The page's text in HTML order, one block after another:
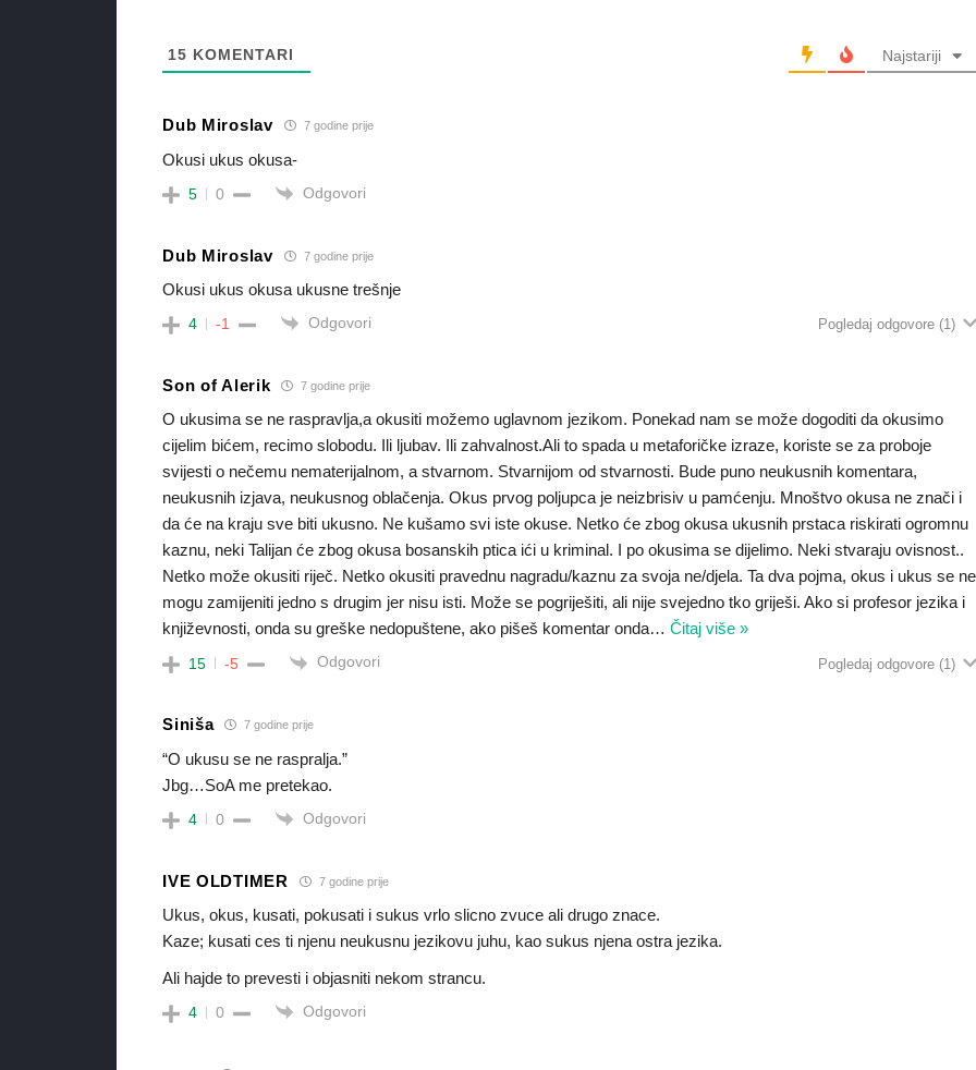
15 KOMENTARI Najstariji
Dub Miroslav 7 godine prije
Okusi ukus okusa-
5 0 Odgovori
Dub Miroslav 7 godine prije
Okusi ukus okusa ukusne trešnje
4 -1 Odgovori Pogledaj odgovore (1)
Son of Alerik 7 godine prije
O ukusima se ne raspravlja,a okusiti možemo uglavnom jezikom. Ponekad nam se može dogoditi da okusimo
cijelim bićem, recimo slobodu. Ili ljubav. Ili zahvalnost.Ali to spada u metaforičke izraze, koriste se za proboje
svijesti o nečemu nematerijalnom, a stvarnom. Stvarnijom od stvarnosti. Bude puno neukusnih komentara,
neukusnih izjava, neukusnog oblačenja. Okus prvog poljupca je neizbrisiv u pamćenju. Mnoštvo okusa ne znači i
da će na kraju sve biti ukusno. Ne kušamo svi iste okuse. Netko će zbog okusa ukusnih prstaca riskirati ogromnu
kaznu, neki Talijan će zbog okusa bosanskih ptica ići u kriminal. I po okusima se dijelimo. Neki stvaraju ovisnost..
Netko može okusiti riječ. Netko okusiti pravednu nagradu/kaznu za svoja ne/djela. Ta dva pojma, okus i ukus se ne
mogu zamijeniti jedno s drugim jer nisu isti. Može se pogriješiti, ali nije svejedno tko griješi. Ako si profesor jezika i
književnosti, onda su greške nedopuštene, ako pišeš komentar onda…Čitaj više »
15 -5 Odgovori Pogledaj odgovore (1)
Siniša 7 godine prije
“O ukusu se ne raspralja.”
Jbg…SoA me pretekao.
4 0 Odgovori
IVE OLDTIMER 7 godine prije
Ukus, okus, kusati, pokusati i sukus vrlo slicno zvuce ali drugo znace.
Kaze; kusati ces ti njenu neukusnu jezikovu juhu, kao sukus njena ostra jezika.
Ali hajde to prevesti i objasniti nekom strancu.
4 0 Odgovori